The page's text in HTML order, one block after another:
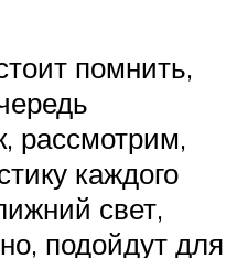
помнить,
рассмотрим,
каждого
свет,
подойдут для